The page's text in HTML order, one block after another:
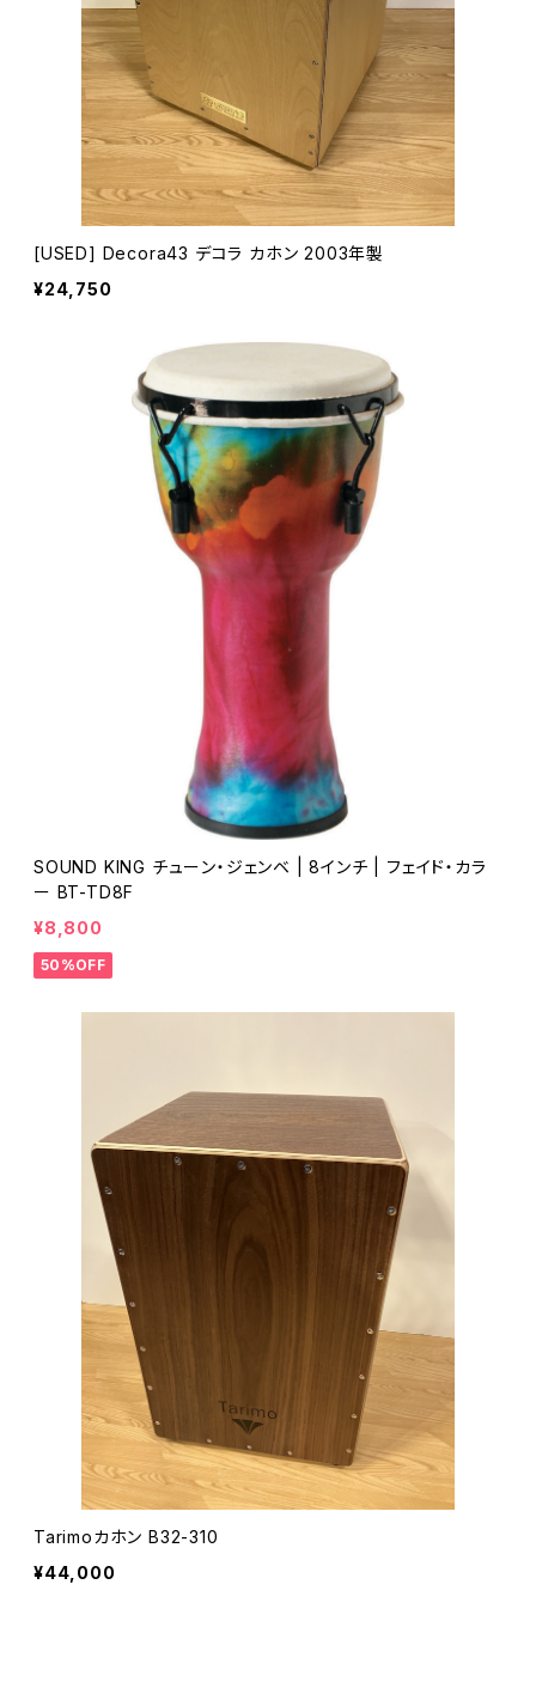
[USED] Decora43 デコラ カホン 2003年製
¥24,750
SOUND KING チューン・ジェンベ | 8インチ | フェイド・カラ
ー BT-TD8F
¥8,800
50%OFF
Tarimoカホン B32-310
¥44,000